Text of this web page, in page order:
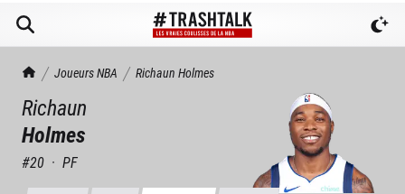
TrashTalk Actu NBA
Joueurs NBA Richaun Holmes
Richaun
Holmes
#20 · PF